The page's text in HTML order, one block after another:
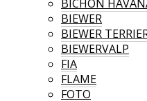
BICHON
BIEWER
BIEWER
BIEWERVALP
FIA
FLAME
FOTO